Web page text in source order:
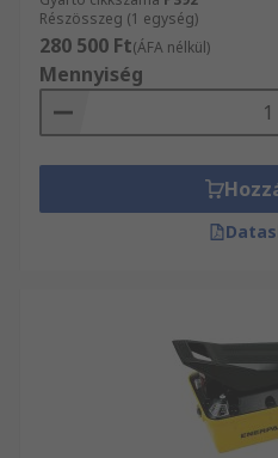
Részösszeg (1 egység)
280 500 Ft(ÁFA nélkül)
Mennyiség